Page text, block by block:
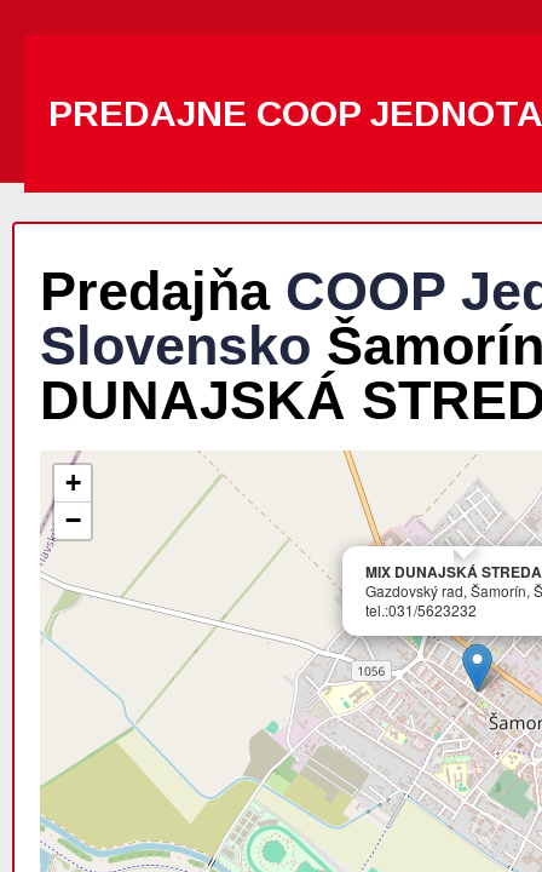
PREDAJNE COOP
Predajňa COOP
Slovensko
DUNAJSKÁ
MIX DUNAJSKÁ STREDA
Gazdovský rad, Šamorín,
tel.:031/5623232
+
−